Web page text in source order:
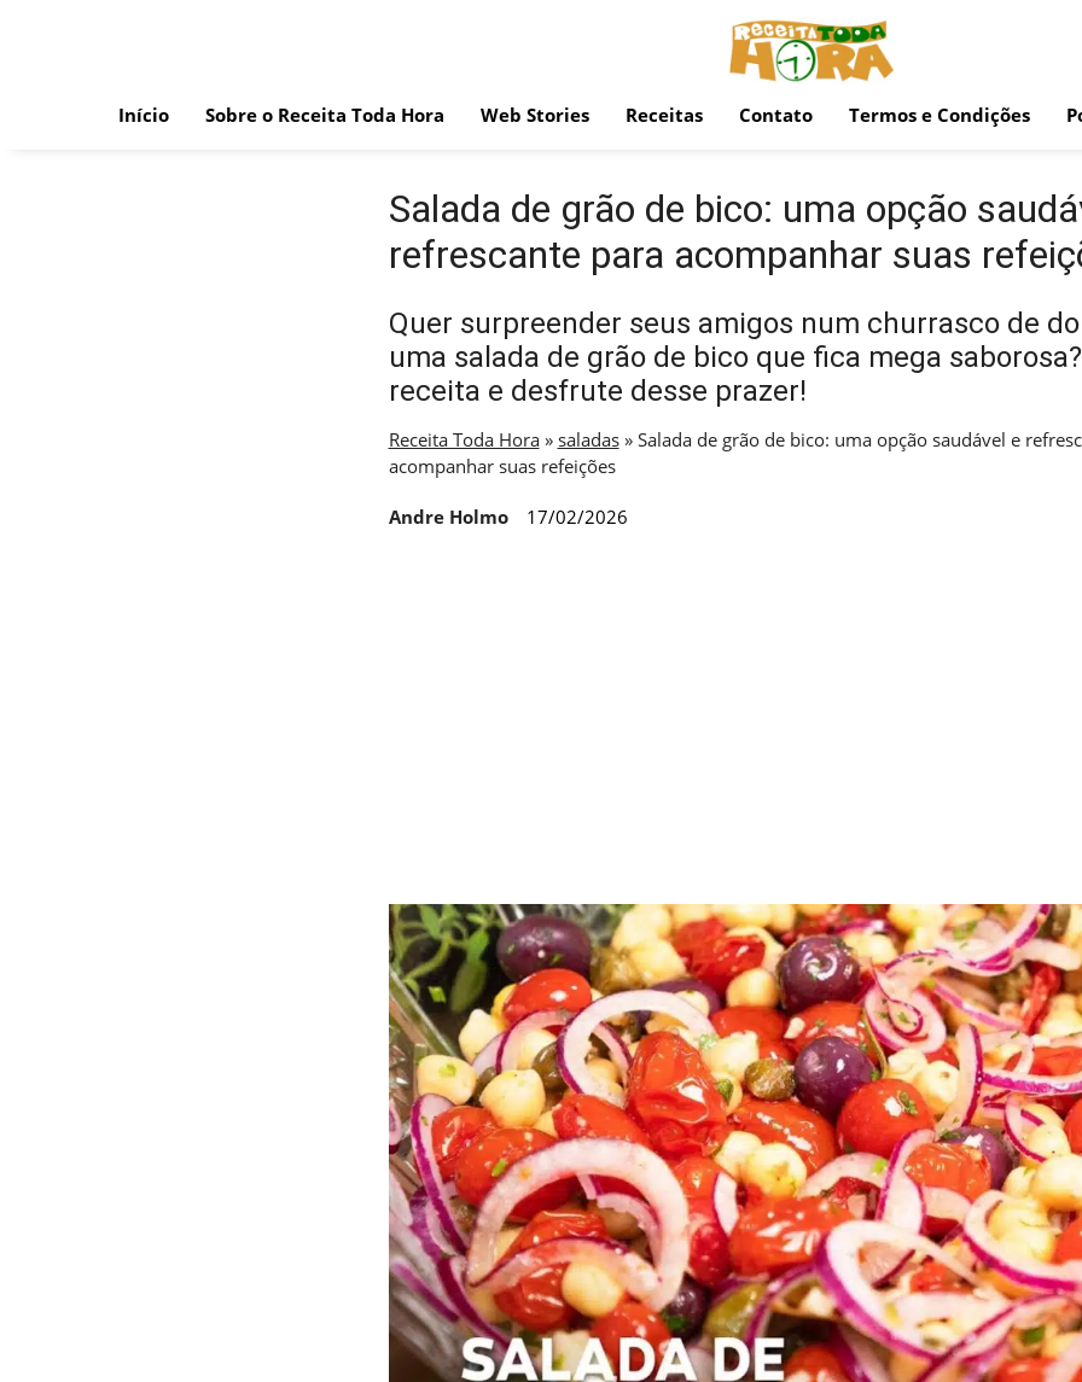
Início Sobre o Receita Toda Hora Web Stories Receitas Contato Termos e Condições
Salada de grão de bico: uma opção
refrescante para acompanhar suas
Quer surpreender seus amigos num churrasco de
uma salada de grão de bico que fica mega
receita e desfrute desse prazer!
Receita Toda Hora» saladas» Salada de grão de bico: uma opção saudável e
acompanhar suas refeições
Andre Holmo 17/02/2026